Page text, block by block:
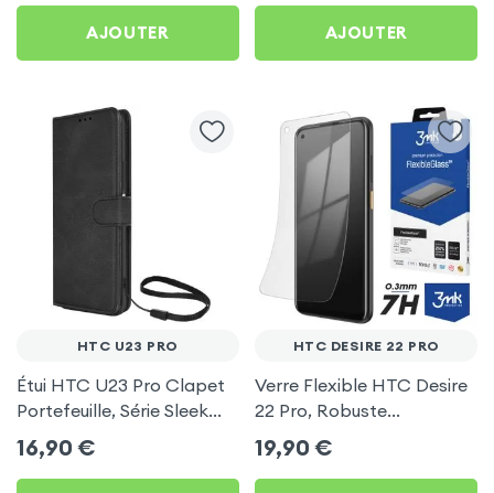
AJOUTER AJOUTER
HTC U23 PRO
Étui HTC U23 Pro Clapet
Portefeuille, Série Sleek
Cover Noir
16,90 €
HTC DESIRE 22 PRO
Verre Flexible HTC Desire
22 Pro, Robuste
Transparent, Série
FlexibleGlass 3mk
19,90 €